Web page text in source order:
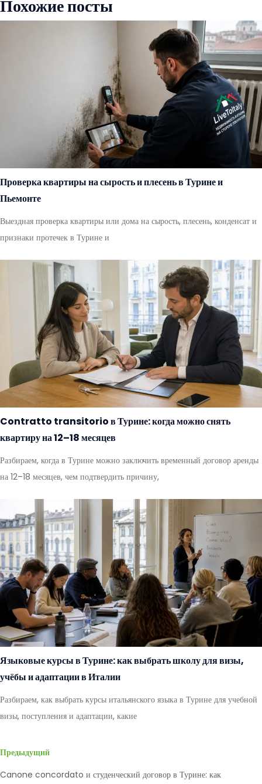
Похожие посты
Проверка квартиры на сырость и плесень в Турине и
Пьемонте
Выездная проверка квартиры или дома на сырость, плесень, конденсат и
признаки протечек в Турине и
Contratto transitorio в Турине: когда можно снять
квартиру на 12–18 месяцев
Разбираем, когда в Турине можно заключить временный договор аренды
на 12–18 месяцев, чем подтвердить причину,
Языковые курсы в Турине: как выбрать школу для визы,
учёбы и адаптации в Италии
Разбираем, как выбрать курсы итальянского языка в Турине для учебной
визы, поступления и адаптации, какие
Предыдущий
Canone concordato и студенческий договор в Турине: как